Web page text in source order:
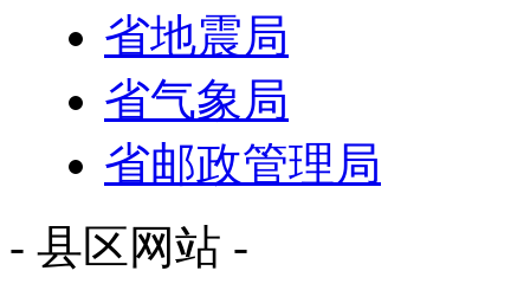
省地震局
省气象局
省邮政管理局
- 县区网站 -